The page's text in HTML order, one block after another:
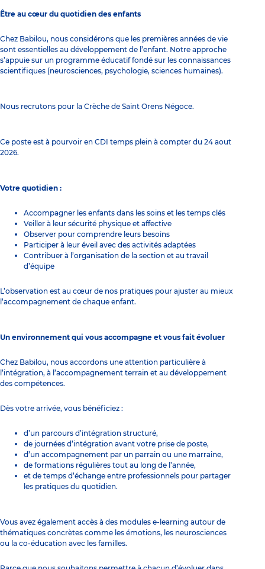
Être au cœur du quotidien des enfants
Chez Babilou, nous considérons que les premières années de vie
sont essentielles au développement de l’enfant. Notre approche
s’appuie sur un programme éducatif fondé sur les connaissances
scientifiques (neurosciences, psychologie, sciences humaines).
Nous recrutons pour la Crèche de Saint Orens Négoce.
Ce poste est à pourvoir en CDI temps plein à compter du 24 aout
2026.
Votre quotidien :
Accompagner les enfants dans les soins et les temps clés
Veiller à leur sécurité physique et affective
Observer pour comprendre leurs besoins
Participer à leur éveil avec des activités adaptées
Contribuer à l’organisation de la section et au travail
d’équipe
L’observation est au cœur de nos pratiques pour ajuster au mieux
l’accompagnement de chaque enfant.
Un environnement qui vous accompagne et vous fait évoluer
Chez Babilou, nous accordons une attention particulière à
l’intégration, à l’accompagnement terrain et au développement
des compétences.
Dès votre arrivée, vous bénéficiez :
d’un parcours d’intégration structuré,
de journées d’intégration avant votre prise de poste,
d’un accompagnement par un parrain ou une marraine,
de formations régulières tout au long de l’année,
et de temps d’échange entre professionnels pour partager
les pratiques du quotidien.
Vous avez également accès à des modules e-learning autour de
thématiques concrètes comme les émotions, les neurosciences
ou la co-éducation avec les familles.